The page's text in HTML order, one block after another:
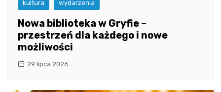
kultura wydarzenia
Nowa biblioteka w Gryfie –
przestrzeń dla każdego i nowe
możliwości
29 lipca 2026